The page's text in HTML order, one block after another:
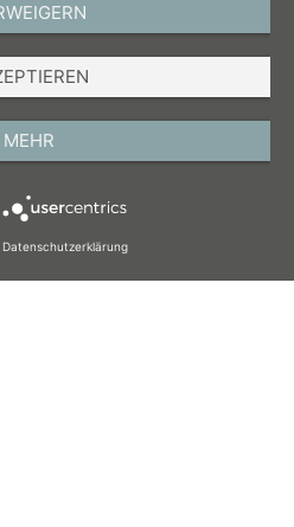
MEHR
Datenschutzerklärung